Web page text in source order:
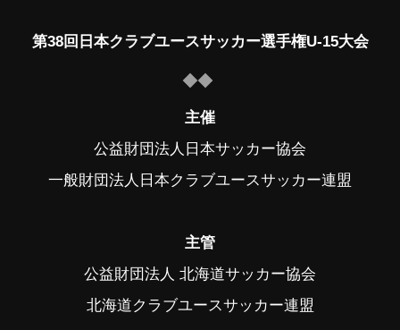
第38回日本クラブユースサッカー選手権U-15大会
主催
公益財団法人日本サッカー協会
一般財団法人日本クラブユースサッカー連盟
主管
公益財団法人 北海道サッカー協会
北海道クラブユースサッカー連盟